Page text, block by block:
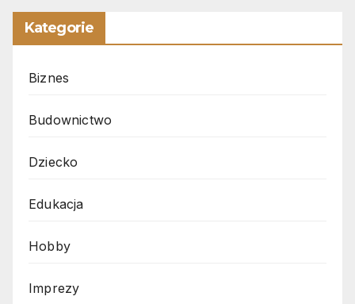
Kategorie
Biznes
Budownictwo
Dziecko
Edukacja
Hobby
Imprezy